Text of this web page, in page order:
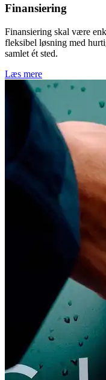
Finansiering
Finansiering skal være
fleksibel løsning med
samlet ét sted.
Læs mere